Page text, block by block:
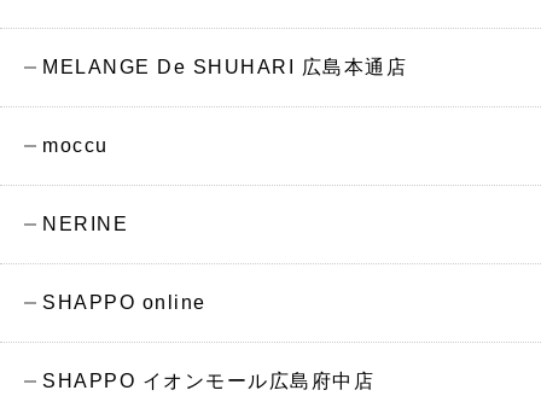
MELANGE De SHUHARI 広島本通店
moccu
NERINE
SHAPPO online
SHAPPO イオンモール広島府中店